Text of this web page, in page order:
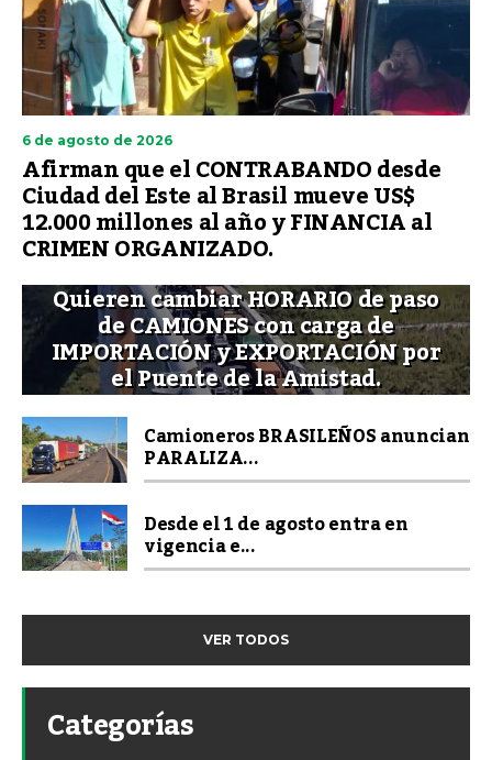
6 de agosto de 2026
Afirman que el CONTRABANDO desde
Ciudad del Este al Brasil mueve US$
12.000 millones al año y FINANCIA al
CRIMEN ORGANIZADO.
Quieren cambiar HORARIO de paso
de CAMIONES con carga de
IMPORTACIÓN y EXPORTACIÓN por
el Puente de la Amistad.
Camioneros BRASILEÑOS anuncian
PARALIZA...
Desde el 1 de agosto entra en
vigencia e...
VER TODOS
Categorías